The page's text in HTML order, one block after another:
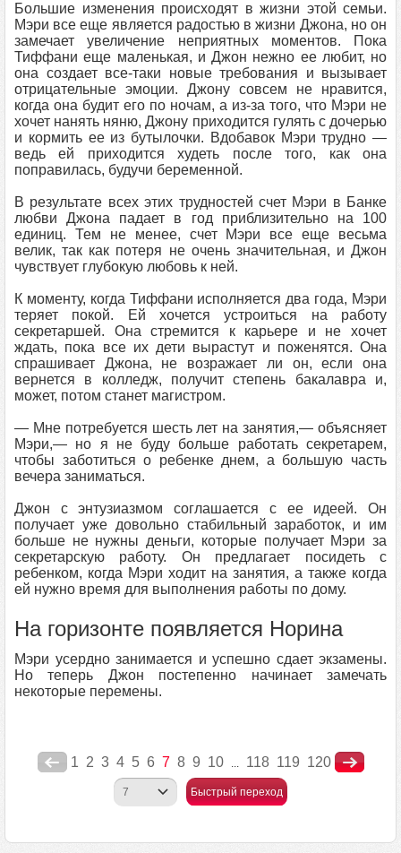
Большие изменения происходят в жизни этой семьи.
Мэри все еще является радостью в жизни Джона, но он
замечает увеличение неприятных моментов. Пока
Тиффани еще маленькая, и Джон нежно ее любит, но
она создает все-таки новые требования и вызывает
отрицательные эмоции. Джону совсем не нравится,
когда она будит его по ночам, а из-за того, что Мэри не
хочет нанять няню, Джону приходится гулять с дочерью
и кормить ее из бутылочки. Вдобавок Мэри трудно —
ведь ей приходится худеть после того, как она
поправилась, будучи беременной.
В результате всех этих трудностей счет Мэри в Банке
любви Джона падает в год приблизительно на 100
единиц. Тем не менее, счет Мэри все еще весьма
велик, так как потеря не очень значительная, и Джон
чувствует глубокую любовь к ней.
К моменту, когда Тиффани исполняется два года, Мэри
теряет покой. Ей хочется устроиться на работу
секретаршей. Она стремится к карьере и не хочет
ждать, пока все их дети вырастут и поженятся. Она
спрашивает Джона, не возражает ли он, если она
вернется в колледж, получит степень бакалавра и,
может, потом станет магистром.
— Мне потребуется шесть лет на занятия,— объясняет
Мэри,— но я не буду больше работать секретарем,
чтобы заботиться о ребенке днем, а большую часть
вечера заниматься.
Джон с энтузиазмом соглашается с ее идеей. Он
получает уже довольно стабильный заработок, и им
больше не нужны деньги, которые получает Мэри за
секретарскую работу. Он предлагает посидеть с
ребенком, когда Мэри ходит на занятия, а также когда
ей нужно время для выполнения работы по дому.
На горизонте появляется Норина
Мэри усердно занимается и успешно сдает экзамены.
Но теперь Джон постепенно начинает замечать
некоторые перемены.
1 2 3 4 5 6 7 8 9 10 ... 118 119 120
Быстрый переход